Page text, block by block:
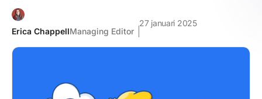
Erica ChappellManaging Editor
27 januari 2025